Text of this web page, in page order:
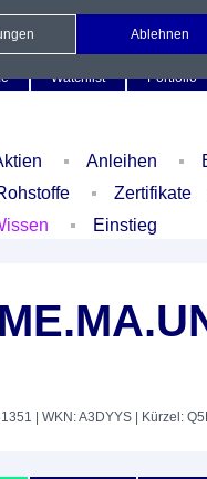
Watchlist Portfolio
Anleihen
Zertifikate
Einstieg
| WKN: A3DYYS | Kürzel:
Ablehnen